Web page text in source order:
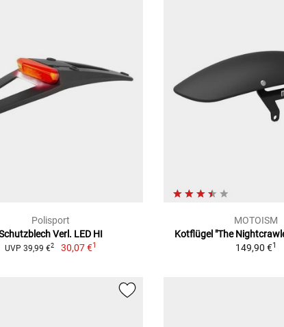
Polisport
Verl. LED HI
UVP 39,99 €2 30,07 €1
MOTOISM
Kotflügel "The
149,90 €1